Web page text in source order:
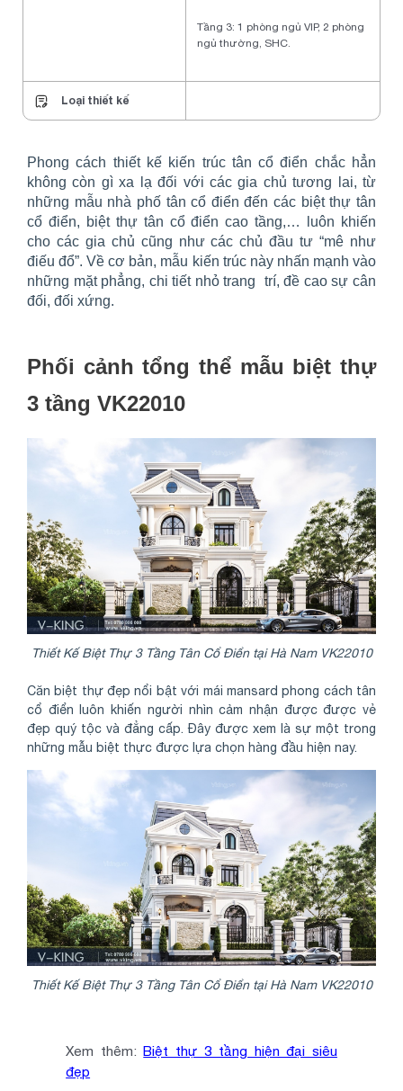
Tầng 3: 1 phòng ngủ VIP, 2 phòng
ngủ thường, SHC.
Loại thiết kế
Phong cách thiết kế kiến trúc tân cổ điển chắc hẳn
không còn gì xa lạ đối với các gia chủ tương lai, từ
những mẫu nhà phố tân cổ điển đến các biệt thự tân
cổ điển, biệt thự tân cổ điển cao tầng,… luôn khiến
cho các gia chủ cũng như các chủ đầu tư “mê như
điếu đổ”. Về cơ bản, mẫu kiến trúc này nhấn mạnh vào
những mặt phẳng, chi tiết nhỏ trang trí, đề cao sự cân
đối, đối xứng.
Phối cảnh tổng thể mẫu biệt thự
3 tầng VK22010
Thiết Kế Biệt Thự 3 Tầng Tân Cổ Điển tại Hà Nam VK22010
Căn biệt thự đẹp nổi bật với mái mansard phong cách tân
cổ điển luôn khiến người nhìn cảm nhận được được vẻ
đẹp quý tộc và đẳng cấp. Đây được xem là sự một trong
những mẫu biệt thực được lựa chọn hàng đầu hiện nay.
Thiết Kế Biệt Thự 3 Tầng Tân Cổ Điển tại Hà Nam VK22010
Xem thêm:Biệt thự 3 tầng hiện đại siêu
đẹp